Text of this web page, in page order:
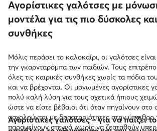
Αγορίστικες γαλότσες με
μοντέλα για τις πιο δύσκολες
συνθήκες
Μόλις περάσει το καλοκαίρι, οι γαλότσες
την γκαρνταρόμπα των παιδιών. Τους
όλες τις καιρικές συνθήκες χωρίς τα πόδια
και να βρέχονται. Οι μονωμένες αγορίστικες
πολύ καλή λύση για τους σχετικά ήπιους
ώστε να είστε βέβαιοι ότι όταν πηγαίνουν στο
ασχολούνται με δραστηριότητες στην
παραμείνουν στεγνά, χωρίς να ζεσταθούν
Αγορίστικες γαλότσες – για να παίζει